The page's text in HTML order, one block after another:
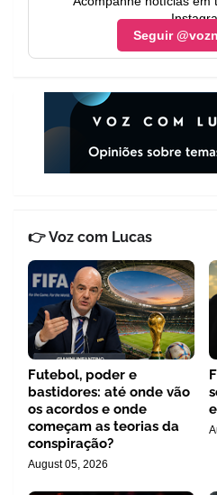
Seguir
👉 Voz com Lucas
Futebol, poder e
bastidores: até onde vão
os acordos e onde
começam as teorias da
conspiração?
August 05, 2026